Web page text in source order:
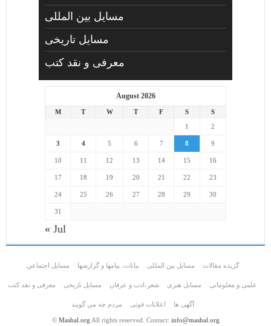
مسایل بین المللی
مسایل تاریخی
معرفی و نقد کتب
August 2026
M T W T F S
S
1
2
3 4 5 6 7 8 9
10 11 12 13 14 15 16
17 18 19 20 21 22 23
24 25 26 27 28 29 30
31
« Jul
گزیده مقالات مسایل بین المللی بیانات، پیامها و گزارشها مسايل اجتماعي
علمی و معلوماتی مسايل هنری شعر،ادب و عرفان مسایل تاریخی معرفی و نقد کتب
آگهی ها اعلانات فوتی مردم چه مي گويند
© Mashal.org All rights reserved. Contact: info@mashal.org